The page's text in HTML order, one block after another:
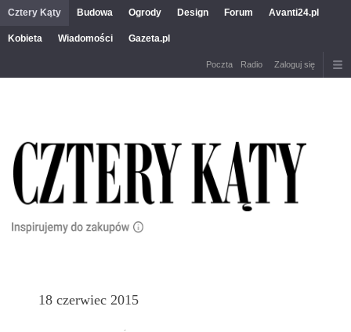
Cztery Kąty Budowa Ogrody Design Forum Avanti24.pl
Kobieta Wiadomości Gazeta.pl
Poczta Radio Zaloguj się
18 czerwiec 2015